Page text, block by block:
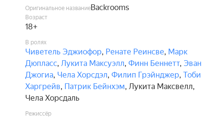
Оригинальное названиеBackrooms
Возраст
18+
В ролях
Чиветель Эджиофор, Ренате Реинсве, Марк
Дюпласс, Лукита Максуэлл, Финн Беннетт, Эван
Джогиа, Чела Хорсдэл, Филип Грэйнджер, Тоби
Харгрейв, Патрик Бейнхэм, Лукита Максвелл,
Чела Хорсдаль
Режиссёр